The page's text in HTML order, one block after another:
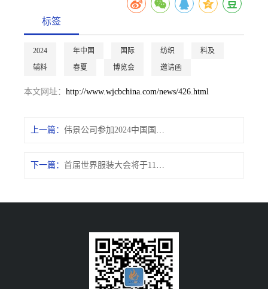
标签
2024 年中国 国际 纺织
料及
辅料
春夏 博览会 邀请函
本文网址： http://www.wjcbchina.com/news/426.html
上一篇： 伟景公司参加2024中国国际纺织面料及辅料（春夏）博览会
下一篇： 首届世界服装大会将于11月16日在虎门举办